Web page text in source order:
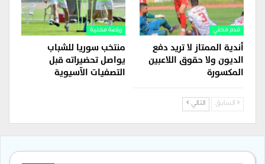
قدم محلي
أندية الممتاز لا تريد دفع
الديون ولا حقوق اللاعبين
المكسورة
رياضة محلية
منتخب سوريا للشباب
يواصل تحضيراته قبل
التصفيات الآسيوية
السابق التالي